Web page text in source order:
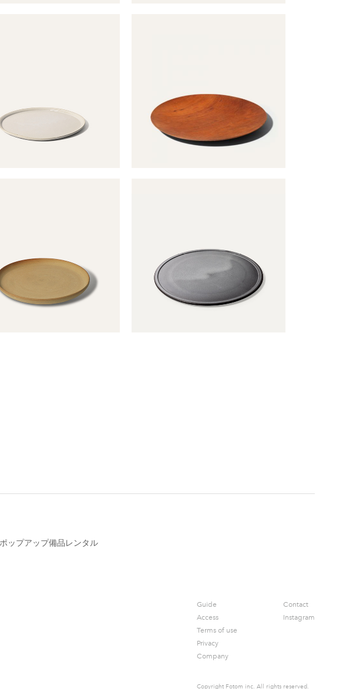
ップアップ備品レンタル
Guide
Access
Terms of use
Privacy
Company
Contact
Instagram
Copyright Fotom inc. All rights reserved.